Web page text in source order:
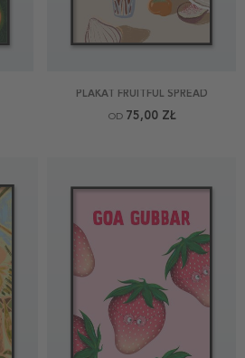
PLAKAT FRUITFUL SPREAD
OD 75,00 ZŁ